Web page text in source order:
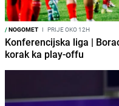
/NOGOMET I PRIJE OKO 12H
Konferencijska liga |
korak ka play-offu